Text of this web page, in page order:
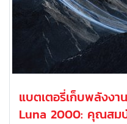
แบตเตอรี่เก็บพลังง
Luna 2000: คุณสม